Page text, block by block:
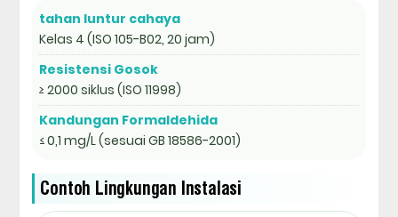
tahan luntur cahaya
Kelas 4 (ISO 105-B02, 20 jam)
Resistensi Gosok
≥ 2000 siklus (ISO 11998)
Kandungan Formaldehida
≤ 0,1 mg/L (sesuai GB 18586-2001)
Contoh Lingkungan Instalasi